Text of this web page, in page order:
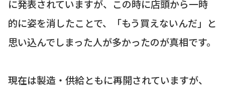
に発表されていますが、この時に店頭から一時
的に姿を消したことで、「もう買えないんだ」と
思い込んでしまった人が多かったのが真相です。
現在は製造・供給ともに再開されていますが、